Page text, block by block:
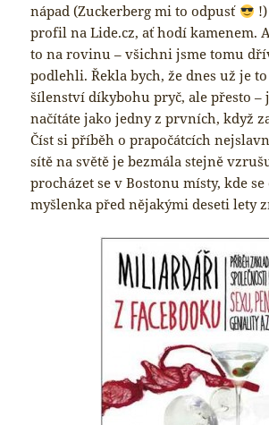
nápad (Zuckerberg mi to odpusť
profil na Lide.cz, ať hodí kamenem.
to na rovinu – všichni jsme tomu
podlehli. Řekla bych, že dnes už je
šílenství díkybohu pryč, ale přesto –
načítáte jako jedny z prvních, když
Číst si příběh o prapočátcích
sítě na světě je bezmála stejně
procházet se v Bostonu místy, kde se
myšlenka před nějakými deseti lety